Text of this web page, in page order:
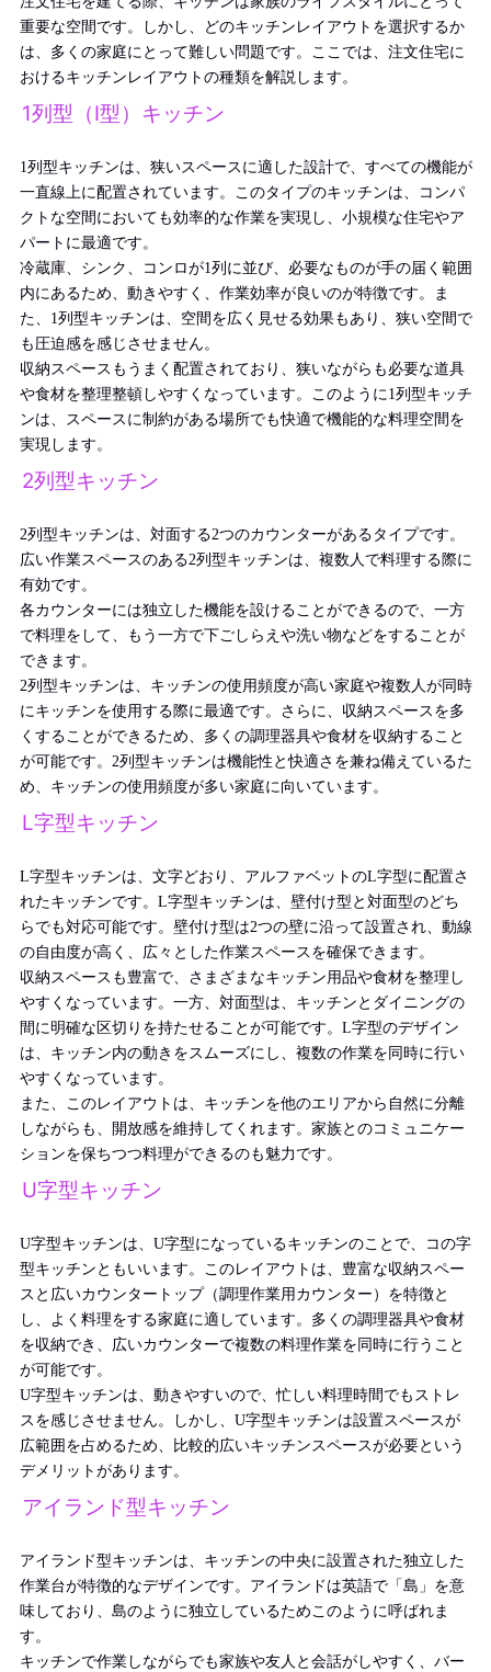
重要な空間です。しかし、どのキッチンレイアウトを選択するか
は、多くの家庭にとって難しい問題です。ここでは、注文住宅に
おけるキッチンレイアウトの種類を解説します。
1列型（I型）キッチン
1列型キッチンは、狭いスペースに適した設計で、すべての機能が
一直線上に配置されています。このタイプのキッチンは、コンパ
クトな空間においても効率的な作業を実現し、小規模な住宅やア
パートに最適です。
冷蔵庫、シンク、コンロが1列に並び、必要なものが手の届く範囲
内にあるため、動きやすく、作業効率が良いのが特徴です。ま
た、1列型キッチンは、空間を広く見せる効果もあり、狭い空間で
も圧迫感を感じさせません。
収納スペースもうまく配置されており、狭いながらも必要な道具
や食材を整理整頓しやすくなっています。このように1列型キッチ
ンは、スペースに制約がある場所でも快適で機能的な料理空間を
実現します。
2列型キッチン
2列型キッチンは、対面する2つのカウンターがあるタイプです。
広い作業スペースのある2列型キッチンは、複数人で料理する際に
有効です。
各カウンターには独立した機能を設けることができるので、一方
で料理をして、もう一方で下ごしらえや洗い物などをすることが
できます。
2列型キッチンは、キッチンの使用頻度が高い家庭や複数人が同時
にキッチンを使用する際に最適です。さらに、収納スペースを多
くすることができるため、多くの調理器具や食材を収納すること
が可能です。2列型キッチンは機能性と快適さを兼ね備えているた
め、キッチンの使用頻度が多い家庭に向いています。
L字型キッチン
L字型キッチンは、文字どおり、アルファベットのL字型に配置さ
れたキッチンです。L字型キッチンは、壁付け型と対面型のどち
らでも対応可能です。壁付け型は2つの壁に沿って設置され、動線
の自由度が高く、広々とした作業スペースを確保できます。
収納スペースも豊富で、さまざまなキッチン用品や食材を整理し
やすくなっています。一方、対面型は、キッチンとダイニングの
間に明確な区切りを持たせることが可能です。L字型のデザイン
は、キッチン内の動きをスムーズにし、複数の作業を同時に行い
やすくなっています。
また、このレイアウトは、キッチンを他のエリアから自然に分離
しながらも、開放感を維持してくれます。家族とのコミュニケー
ションを保ちつつ料理ができるのも魅力です。
U字型キッチン
U字型キッチンは、U字型になっているキッチンのことで、コの字
型キッチンともいいます。このレイアウトは、豊富な収納スペー
スと広いカウンタートップ（調理作業用カウンター）を特徴と
し、よく料理をする家庭に適しています。多くの調理器具や食材
を収納でき、広いカウンターで複数の料理作業を同時に行うこと
が可能です。
U字型キッチンは、動きやすいので、忙しい料理時間でもストレ
スを感じさせません。しかし、U字型キッチンは設置スペースが
広範囲を占めるため、比較的広いキッチンスペースが必要という
デメリットがあります。
アイランド型キッチン
アイランド型キッチンは、キッチンの中央に設置された独立した
作業台が特徴的なデザインです。アイランドは英語で「島」を意
味しており、島のように独立しているためこのように呼ばれま
す。
キッチンで作業しながらでも家族や友人と会話がしやすく、バー